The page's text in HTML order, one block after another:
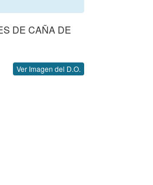
DE CAÑA DE
Ver Imagen del D.O.